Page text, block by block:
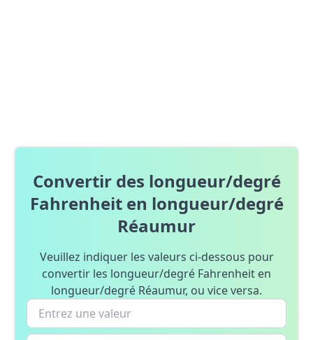
Convertir des longueur/degré
Fahrenheit en longueur/degré
Réaumur
Veuillez indiquer les valeurs ci-dessous pour
convertir les longueur/degré Fahrenheit en
longueur/degré Réaumur, ou vice versa.